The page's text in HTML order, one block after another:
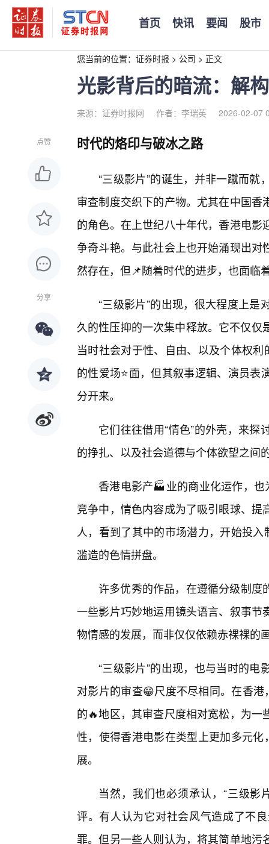
首页 快讯 要闻 股市
您当前的位置： 证券时报 > 公司 > 正文
光影背后的暗流：解
来源：证券时报网 作者：李瑞英 2026-02-07
点赞
分享
时代的烙印与破冰之路
“三级影片”的诞生，并非一蹴而
审查制度交织下的产物。尤其在中国
的角色。在上世纪八十年代，香港电
争奇斗艳。与此社会上也开始涌现出
然存在，但📌随着时代的进步，也面临
“三级影片”的出现，很大程度上
久的性压抑的一次集中释放。它不仅
当时社会对于性、自由、以及个体权
的性爱场⭐面，但其叙事逻辑、演员
分开来。
它们往往借用“情色”的外壳，来
的挣扎、以及社会道德与个体欲望之间
香港电影产🏭业的商业化运作，也
竞争中，情色内容成为了吸引眼球、
人，看到了其中的市场潜力，开始投
滥造的色情拼盘。
许多优秀的作品，在遵循分级制度
一些影片巧妙地运用镜头语言、叙事
物情感的发展，而非仅仅依赖赤裸裸的
“三级影片”的出现，也与当时的
对影片的审查😁尺度不尽相同。在香
的🔥地区，其审查尺度相对宽松，为
性，使得香港电影在类型上更加多元
展。
当然，我们也必须承认，“三级影
评。有人认为它对社会风气造成了不
罪。但另一些人则认为，将其简单地